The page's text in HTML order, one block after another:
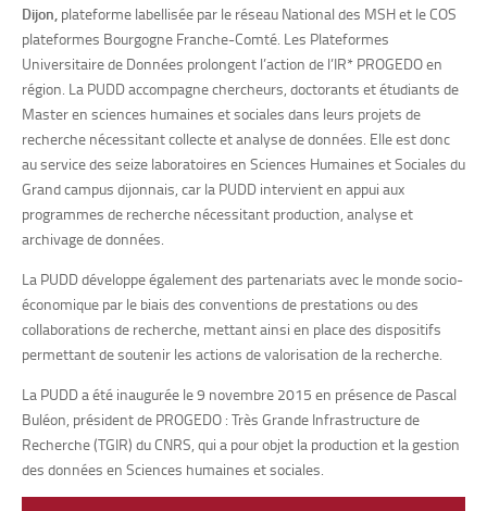
Dijon, plateforme labellisée par le réseau National des MSH et le COS
plateformes Bourgogne Franche-Comté. Les Plateformes
Universitaire de Données prolongent l’action de l’IR* PROGEDO en
région. La PUDD accompagne chercheurs, doctorants et étudiants de
Master en sciences humaines et sociales dans leurs projets de
recherche nécessitant collecte et analyse de données. Elle est donc
au service des seize laboratoires en Sciences Humaines et Sociales du
Grand campus dijonnais, car la PUDD intervient en appui aux
programmes de recherche nécessitant production, analyse et
archivage de données.
La PUDD développe également des partenariats avec le monde socio-
économique par le biais des conventions de prestations ou des
collaborations de recherche, mettant ainsi en place des dispositifs
permettant de soutenir les actions de valorisation de la recherche.
La PUDD a été inaugurée le 9 novembre 2015 en présence de Pascal
Buléon, président de PROGEDO : Très Grande Infrastructure de
Recherche (TGIR) du CNRS, qui a pour objet la production et la gestion
des données en Sciences humaines et sociales.